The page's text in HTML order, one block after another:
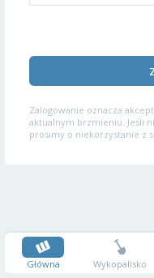
Zalogowanie oznacza
aktualnym brzmieniu. Jeśli
prosimy o niekorzystanie z
Główna Wykopalisko